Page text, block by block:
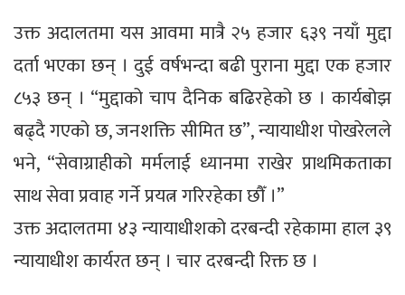
उक्त अदालतमा यस आवमा मात्रै २५ हजार ६३९ नयाँ मुद्दा
दर्ता भएका छन् । दुई वर्षभन्दा बढी पुराना मुद्दा एक हजार
८५३ छन् । “मुद्दाको चाप दैनिक बढिरहेको छ । कार्यबोझ
बढ्दै गएको छ, जनशक्ति सीमित छ”, न्यायाधीश पोखरेलले
भने, “सेवाग्राहीको मर्मलाई ध्यानमा राखेर प्राथमिकताका
साथ सेवा प्रवाह गर्ने प्रयत्न गरिरहेका छौँ ।”
उक्त अदालतमा ४३ न्यायाधीशको दरबन्दी रहेकामा हाल ३९
न्यायाधीश कार्यरत छन् । चार दरबन्दी रिक्त छ ।